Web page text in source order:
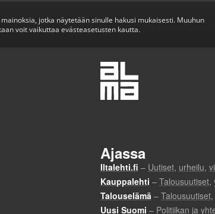
jotka näytetään sinulle hakusi mukaisesti. Muuhun
voit vaikuttaa evästeasetusten kautta.